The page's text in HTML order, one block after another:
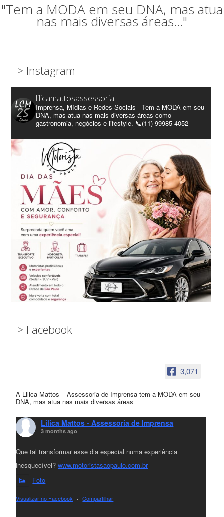
"Tem a MODA em seu DNA, mas atua
nas mais diversas áreas..."
=> Instagram
lilicamattosassessoria
Imprensa, Mídias e Redes Sociais - Tem a MODA em seu
DNA, mas atua nas mais diversas áreas como
gastronomia, negócios e lifestyle. 📞(11) 99985-4052
=> Facebook
3,071
A Lilica Mattos – Assessoria de Imprensa tem a MODA em seu
DNA, mas atua nas mais diversas áreas
Lilica Mattos - Assessoria de Imprensa
3 months ago
Que tal transformar esse dia especial numa experiência
inesquecível?www.motoristasaopaulo.com.br
Foto
Visualizar no Facebook · Compartilhar